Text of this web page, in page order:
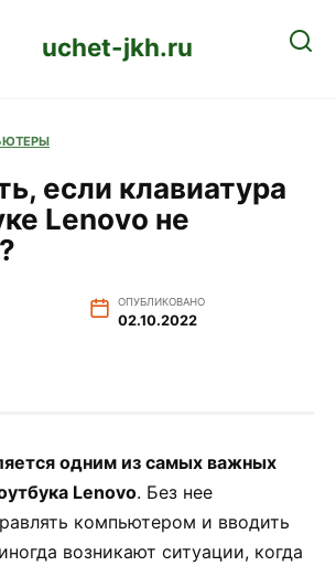
uchet-jkh.ru
если клавиатура
Lenovo не
ОПУБЛИКОВАНО
02.10.2022
одним из самых важных
Lenovo. Без нее
компьютером и вводить
возникают ситуации, когда